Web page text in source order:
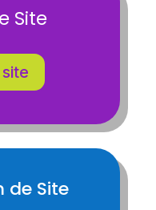
Site
de Site